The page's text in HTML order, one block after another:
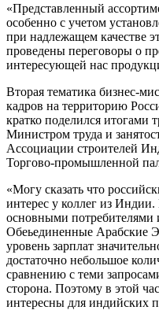
«Представленный
особенно с учетом
при надлежащем качестве
проведены переговоры о
интересующей нас
Вторая тематика бизнес-
кадров на территорию
кратко поделился итогами
Министром труда и
Ассоциации строителей
Торгово-промышленной
«Могу сказать что
интерес у коллег из
основными потребителями
Обеьединенные Арабские
уровень зарплат
достаточно небольшое
сравнению с теми
сторона. Поэтому в этой
интересны для индийских